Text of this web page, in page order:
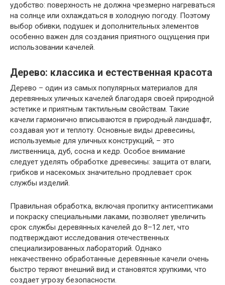
удобство: поверхность не должна чрезмерно нагреваться
на солнце или охлаждаться в холодную погоду. Поэтому
выбор обивки, подушек и дополнительных элементов
особенно важен для создания приятного ощущения при
использовании качелей.
Дерево: классика и естественная красота
Дерево – один из самых популярных материалов для
деревянных уличных качелей благодаря своей природной
эстетике и приятным тактильным свойствам. Такие
качели гармонично вписываются в природный ландшафт,
создавая уют и теплоту. Основные виды древесины,
используемые для уличных конструкций, – это
лиственница, дуб, сосна и кедр. Особое внимание
следует уделять обработке древесины: защита от влаги,
грибков и насекомых значительно продлевает срок
службы изделий.
Правильная обработка, включая пропитку антисептиками
и покраску специальными лаками, позволяет увеличить
срок службы деревянных качелей до 8–12 лет, что
подтверждают исследования отечественных
специализированных лабораторий. Однако
некачественно обработанные деревянные качели очень
быстро теряют внешний вид и становятся хрупкими, что
создает угрозу безопасности.